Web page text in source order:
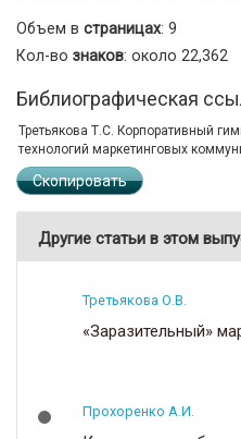
Объем в страницах: 9
Кол-во знаков: около 22,362
Библиографическая
Скопировать
Другие статьи в этом
Третьякова О.В.
«Заразительный»
Прохоренко А.И.